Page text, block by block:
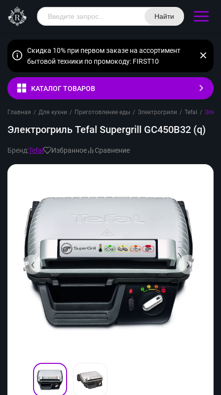
Найти
Скидка 10% при первом заказе на ассортимент
бытовой техники по промокоду: FIRST10
КАТАЛОГ ТОВАРОВ
Главная / Для кухни / Приготовление еды / Электрогрили / Tefal /
Электрогриль Tefal Supergrill GC450B32 (q)
Бренд:Tefal Избранное Сравнение
‹ ›